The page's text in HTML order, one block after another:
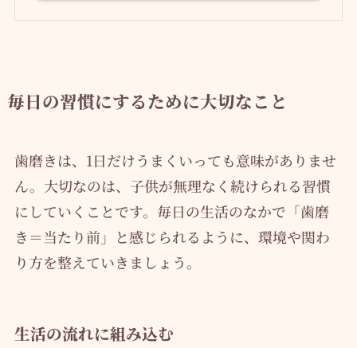
毎日の習慣にするために大切なこと
歯磨きは、1日だけうまくいっても意味がありませ
ん。大切なのは、子供が無理なく続けられる習慣
にしていくことです。毎日の生活のなかで「歯磨
き＝当たり前」と感じられるように、環境や関わ
り方を整えていきましょう。
生活の流れに組み込む